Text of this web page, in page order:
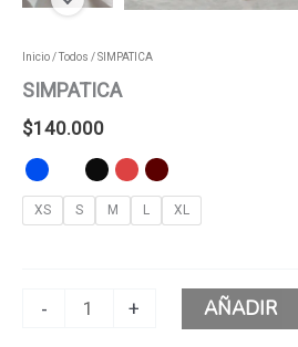
Inicio/Todos / SIMPATICA
SIMPATICA
$140.000
XS S M L XL
- + AÑADIR